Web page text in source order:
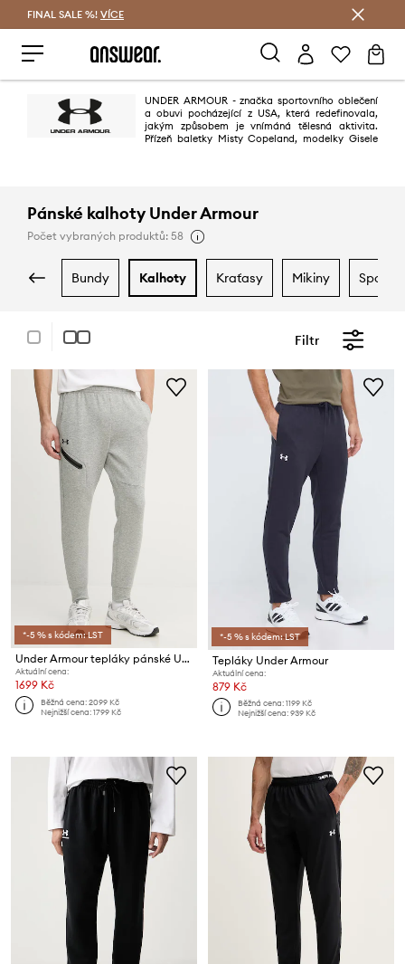
FINAL SALE %! VÍCE
UNDER ARMOUR - značka sportovního oblečení
a obuvi pocházející z USA, která redefinovala,
jakým způsobem je vnímáná tělesná aktivita.
Přízeň baletky Misty Copeland, modelky Gisele
Pánské kalhoty Under Armour
Počet vybraných produktů: 58
bundy kalhoty kraťasy mikiny
Filtr
*-5 % s kódem: LST
Under Armour tepláky pánské Unstoppable Fleece
Aktuální cena:
1699 Kč
Běžná cena:2099 Kč
Nejnižší cena:1799 Kč
*-5 % s kódem: LST
Tepláky Under Armour
Aktuální cena:
879 Kč
Běžná cena:1199 Kč
Nejnižší cena:939 Kč